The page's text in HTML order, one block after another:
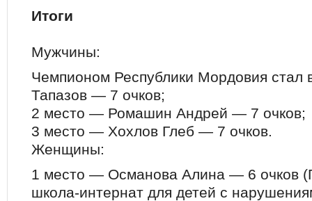
Итоги
Мужчины:
Чемпионом Республики Мордовия стал
Тапазов — 7 очков;
2 место — Ромашин Андрей — 7 очков;
3 место — Хохлов Глеб — 7 очков.
Женщины:
1 место — Османова Алина — 6 очков
школа-интернат для детей с